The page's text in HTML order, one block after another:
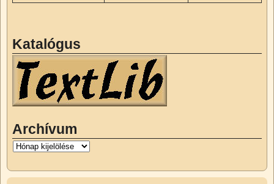
Katalógus
Archívum